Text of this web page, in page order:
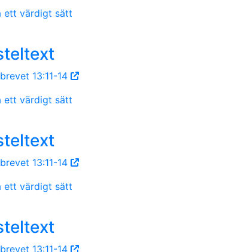
ett värdigt sätt
13:11-14
ett värdigt sätt
13:11-14
ett värdigt sätt
13:11-14